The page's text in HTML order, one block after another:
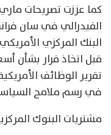
كما عززت تصريحات
الفيدرالي في سان
البنك المركزي
قبل اتخاذ قرار بشأن
تقرير الوظائف
في رسم ملامح السياسة
مشتريات البنوك